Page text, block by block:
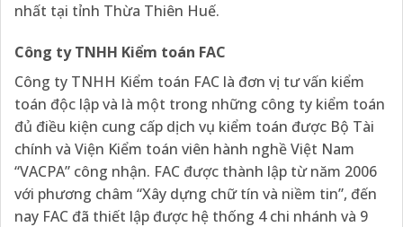
nhất tại tỉnh Thừa Thiên Huế.
Công ty TNHH Kiểm toán FAC
Công ty TNHH Kiểm toán FAC là đơn vị tư vấn kiểm
toán độc lập và là một trong những công ty kiểm toán
đủ điều kiện cung cấp dịch vụ kiểm toán được Bộ Tài
chính và Viện Kiểm toán viên hành nghề Việt Nam
“VACPA” công nhận. FAC được thành lập từ năm 2006
với phương châm “Xây dựng chữ tín và niềm tin”, đến
nay FAC đã thiết lập được hệ thống 4 chi nhánh và 9